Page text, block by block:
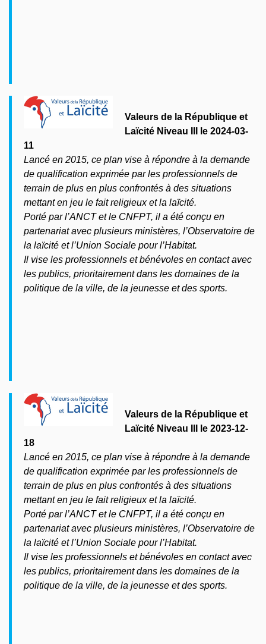
Valeurs de la République et
Laïcité Niveau III le 2024-03-
11
Lancé en 2015, ce plan vise à répondre à la demande
de qualification exprimée par les professionnels de
terrain de plus en plus confrontés à des situations
mettant en jeu le fait religieux et la laïcité.
Porté par l’ANCT et le CNFPT, il a été conçu en
partenariat avec plusieurs ministères, l’Observatoire de
la laïcité et l’Union Sociale pour l’Habitat.
Il vise les professionnels et bénévoles en contact avec
les publics, prioritairement dans les domaines de la
politique de la ville, de la jeunesse et des sports.
Valeurs de la République et
Laïcité Niveau III le 2023-12-
18
Lancé en 2015, ce plan vise à répondre à la demande
de qualification exprimée par les professionnels de
terrain de plus en plus confrontés à des situations
mettant en jeu le fait religieux et la laïcité.
Porté par l’ANCT et le CNFPT, il a été conçu en
partenariat avec plusieurs ministères, l’Observatoire de
la laïcité et l’Union Sociale pour l’Habitat.
Il vise les professionnels et bénévoles en contact avec
les publics, prioritairement dans les domaines de la
politique de la ville, de la jeunesse et des sports.